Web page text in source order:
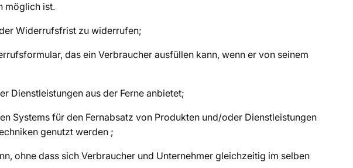
möglich ist.
Widerrufsfrist zu widerrufen;
das ein Verbraucher ausfüllen kann, wenn er von seinem
Dienstleistungen aus der Ferne anbietet;
Systems für den Fernabsatz von Produkten und/oder Dienstleistungen
genutzt werden ;
ohne dass sich Verbraucher und Unternehmer gleichzeitig im selben